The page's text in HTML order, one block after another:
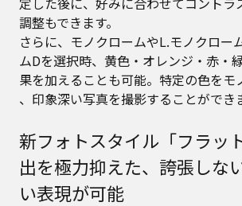
調整もできます。
さらに、モノクロームやL.モノクロー
ムDを選択時、黄色・オレンジ・赤・
果を加えることも可能。特定の色をモ
、印象深い写真を撮影することができ
新フォトスタイル「フラッ
出を極力抑えた、誇張しな
い表現が可能